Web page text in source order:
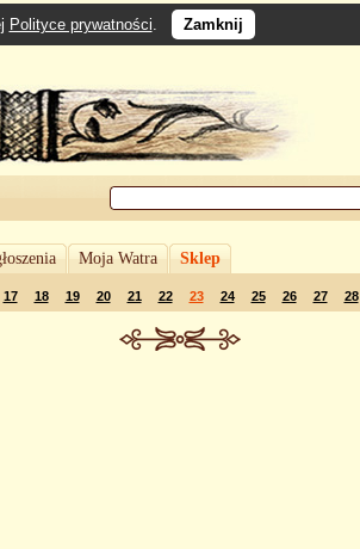
Polityce prywatności. Zamknij
Moja Watra Sklep
17 18 19 20 21 22 23 24 25 26 27 28